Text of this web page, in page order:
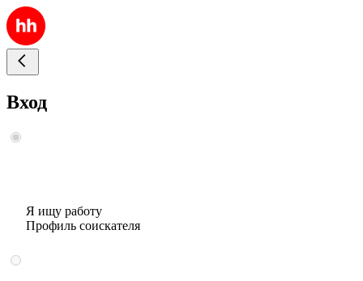
Вход
Я ищу работу
Профиль соискателя